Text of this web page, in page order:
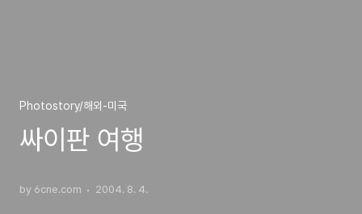
Photostory/해외-미국
싸이판 여행
by 6cne.com 2004. 8. 4.